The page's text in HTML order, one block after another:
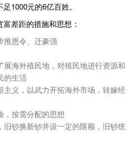
1000元的6亿百姓。
差距的措施和思想：
推恩令、迁豪强
展海外殖民地，对殖民地进行资源和
的生活
主义，以武力开拓海外市场，转嫁经
，按需分配的思想
旧钞换新钞并设一定的限额，旧钞统